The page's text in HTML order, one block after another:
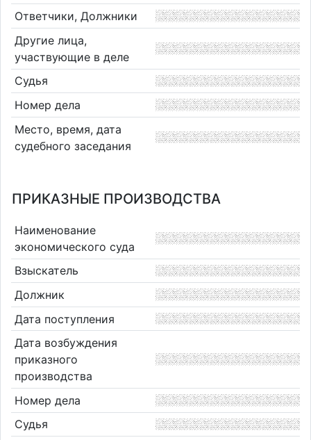
Ответчики, Должники
Другие лица,
участвующие в деле
Судья
Номер дела
Место, время, дата
судебного заседания
ПРИКАЗНЫЕ ПРОИЗВОДСТВА
Наименование
экономического суда
Взыскатель
Должник
Дата поступления
Дата возбуждения
приказного
производства
Номер дела
Судья